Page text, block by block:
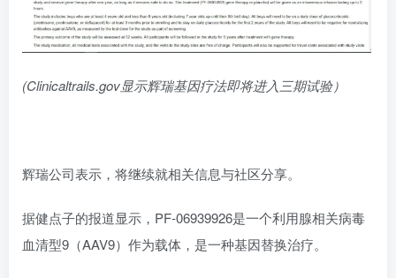
(Clinicaltrails.gov显示辉瑞基因疗法即将进入三期试验）
辉瑞公司表示，将继续就相关信息与社区分享。
据健点子的报道显示，PF-06939926是一个利用腺相关病毒
血清型9（AAV9）作为载体，是一种基因替换治疗。